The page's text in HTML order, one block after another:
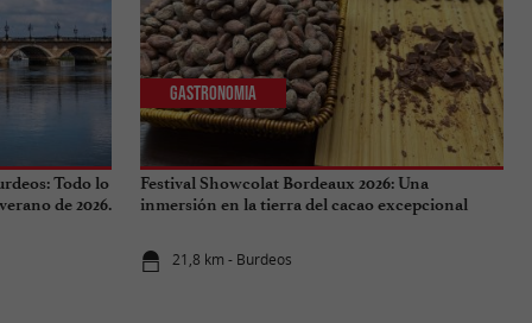
Todo lo
de 2026.
Festival Showcolat Bordeaux 2026: Una
inmersión en la tierra del cacao excepcional
21,8 km - Burdeos
Gastronomia